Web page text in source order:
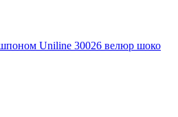
Uniline 30026 велюр шоко